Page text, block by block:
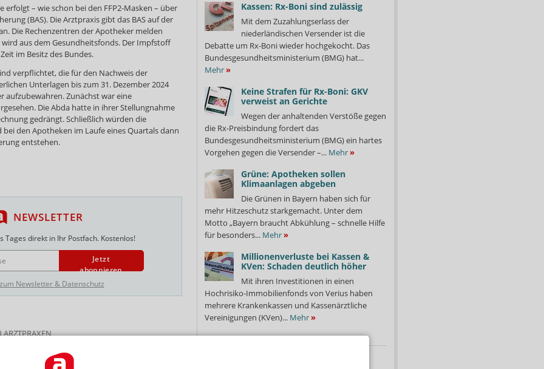
– wie schon bei den FFP2-Masken – über
(BAS). Die Arztpraxis gibt das BAS auf der
Die Rechenzentren der Apotheker melden
wird aus dem Gesundheitsfonds. Der Impfstoff
im Besitz des Bundes.
verpflichtet, die für den Nachweis der
Unterlagen bis zum 31. Dezember 2024
aufzubewahren. Zunächst war eine
Die Abda hatte in ihrer Stellungnahme
gedrängt. Schließlich würden die
den Apotheken im Laufe eines Quartals dann
entstehen.
NEWSLETTER
Tages direkt in Ihr Postfach. Kostenlos!
Jetzt
abonnieren
Newsletter & Datenschutz
Kassen: Rx-Boni sind zulässig
Mit dem Zuzahlungserlass der
niederländischen Versender ist die
Debatte um Rx-Boni wieder hochgekocht. Das
Bundesgesundheitsministerium (BMG) hat...
Mehr»
Keine Strafen für Rx-Boni: GKV
verweist an Gerichte
Wegen der anhaltenden Verstöße gegen
die Rx-Preisbindung fordert das
Bundesgesundheitsministerium (BMG) ein hartes
Vorgehen gegen die Versender –... Mehr»
Grüne: Apotheken sollen
Klimaanlagen abgeben
Die Grünen in Bayern haben sich für
mehr Hitzeschutz starkgemacht. Unter dem
Motto „Bayern braucht Abkühlung – schnelle Hilfe
für besonders... Mehr»
Millionenverluste bei Kassen &
KVen: Schaden deutlich höher
Mit ihren Investitionen in einen
Hochrisiko-Immobilienfonds von Verius haben
mehrere Krankenkassen und Kassenärztliche
Vereinigungen (KVen)... Mehr»